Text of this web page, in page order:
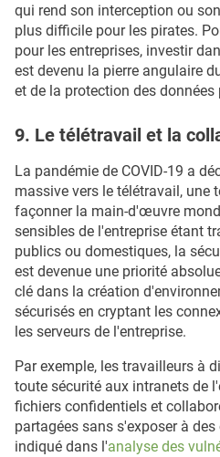
qui rend son interception ou
plus difficile pour les pirates.
pour les entreprises, investir
est devenu la pierre angulaire
et de la protection des données
9. Le télétravail et la
La pandémie de COVID-19 a
massive vers le télétravail, une
façonner la main-d'œuvre
sensibles de l'entreprise étant
publics ou domestiques, la
est devenue une priorité
clé dans la création
sécurisés en cryptant les
les serveurs de l'entreprise.
Par exemple, les travailleurs à
toute sécurité aux intranets de
fichiers confidentiels et
partagées sans s'exposer à
indiqué dans l'analyse des